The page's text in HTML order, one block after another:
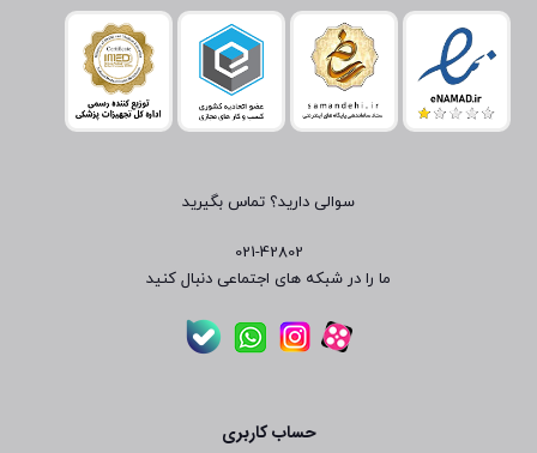
سوالی دارید؟ تماس بگیرید
021-42802
ما را در شبکه های اجتماعی دنبال کنید
حساب کاربری